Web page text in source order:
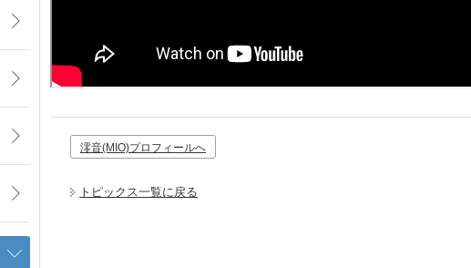
澪音(MIO)プロフィールへ
トピックス一覧に戻る